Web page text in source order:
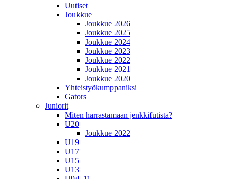
Uutiset
Joukkue
Joukkue 2026
Joukkue 2025
Joukkue 2024
Joukkue 2023
Joukkue 2022
Joukkue 2021
Joukkue 2020
Yhteistyökumppaniksi
Gators
Juniorit
Miten harrastamaan jenkkifutista?
U20
Joukkue 2022
U19
U17
U15
U13